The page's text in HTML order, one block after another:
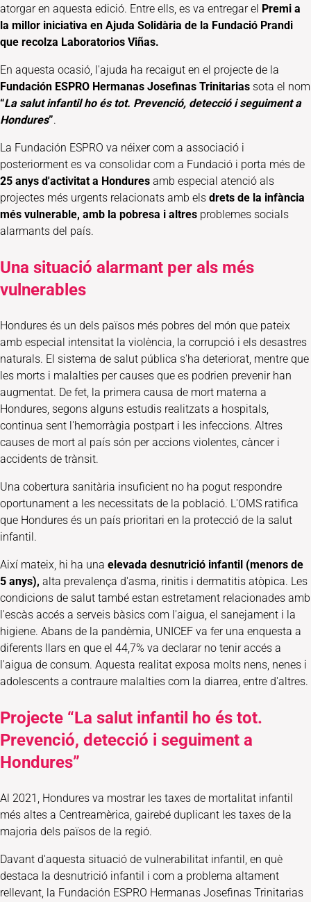
atorgar en aquesta edició. Entre ells, es va entregar el Premi a
la millor iniciativa en Ajuda Solidària de la Fundació Prandi
que recolza Laboratorios Viñas.
En aquesta ocasió, l'ajuda ha recaigut en el projecte de la
Fundación ESPRO Hermanas Josefinas Trinitarias sota el nom
“La salut infantil ho és tot. Prevenció, detecció i seguiment a
Hondures”.
La Fundación ESPRO va néixer com a associació i
posteriorment es va consolidar com a Fundació i porta més de
25 anys d'activitat a Hondures amb especial atenció als
projectes més urgents relacionats amb els drets de la infància
més vulnerable, amb la pobresa i altres problemes socials
alarmants del país.
Una situació alarmant per als més
vulnerables
Hondures és un dels països més pobres del món que pateix
amb especial intensitat la violència, la corrupció i els desastres
naturals. El sistema de salut pública s'ha deteriorat, mentre que
les morts i malalties per causes que es podrien prevenir han
augmentat. De fet, la primera causa de mort materna a
Hondures, segons alguns estudis realitzats a hospitals,
continua sent l'hemorràgia postpart i les infeccions. Altres
causes de mort al país són per accions violentes, càncer i
accidents de trànsit.
Una cobertura sanitària insuficient no ha pogut respondre
oportunament a les necessitats de la població. L'OMS ratifica
que Hondures és un país prioritari en la protecció de la salut
infantil.
Així mateix, hi ha una elevada desnutrició infantil (menors de
5 anys), alta prevalença d'asma, rinitis i dermatitis atòpica. Les
condicions de salut també estan estretament relacionades amb
l'escàs accés a serveis bàsics com l'aigua, el sanejament i la
higiene. Abans de la pandèmia, UNICEF va fer una enquesta a
diferents llars en que el 44,7% va declarar no tenir accés a
l'aigua de consum. Aquesta realitat exposa molts nens, nenes i
adolescents a contraure malalties com la diarrea, entre d'altres.
Projecte “La salut infantil ho és tot.
Prevenció, detecció i seguiment a
Hondures”
Al 2021, Hondures va mostrar les taxes de mortalitat infantil
més altes a Centreamèrica, gairebé duplicant les taxes de la
majoria dels països de la regió.
Davant d'aquesta situació de vulnerabilitat infantil, en què
destaca la desnutrició infantil i com a problema altament
rellevant, la Fundación ESPRO Hermanas Josefinas Trinitarias